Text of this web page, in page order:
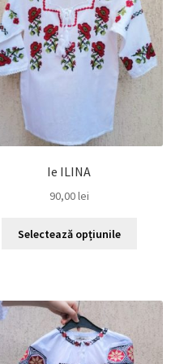
pot
alese
în
pagina
Ie ILINA
90,00lei
Selectează opțiunile
multe
variații.
Opțiunile
pot